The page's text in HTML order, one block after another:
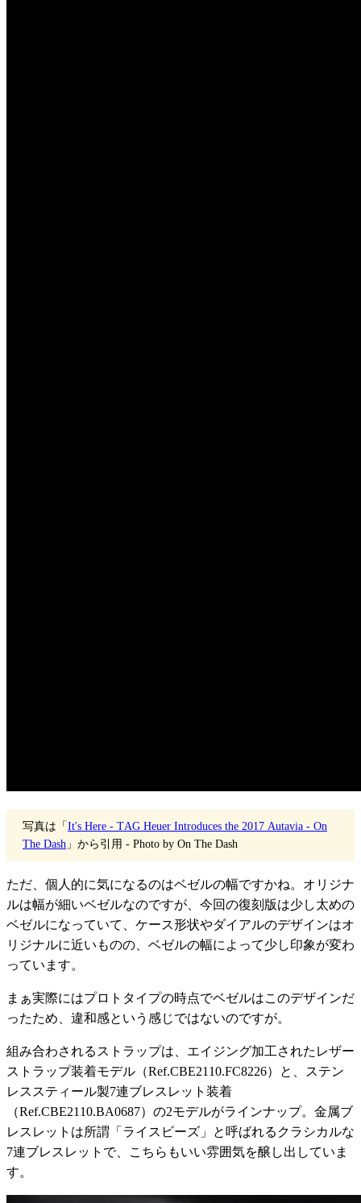
写真は「 It's Here - TAG Heuer Introduces the 2017 Autavia - On
The Dash 」から引用 - Photo by On The Dash
ただ、個人的に気になるのはベゼルの幅ですかね。オリジナ
ルは幅が細いベゼルなのですが、今回の復刻版は少し太めの
ベゼルになっていて、ケース形状やダイアルのデザインはオ
リジナルに近いものの、ベゼルの幅によって少し印象が変わ
っています。
まぁ実際にはプロトタイプの時点でベゼルはこのデザインだ
ったため、違和感という感じではないのですが。
組み合わされるストラップは、エイジング加工されたレザー
ストラップ装着モデル（Ref.CBE2110.FC8226）と、ステン
レススティール製7連ブレスレット装着
（Ref.CBE2110.BA0687）の2モデルがラインナップ。金属ブ
レスレットは所謂「ライスビーズ」と呼ばれるクラシカルな
7連ブレスレットで、こちらもいい雰囲気を醸し出していま
す。